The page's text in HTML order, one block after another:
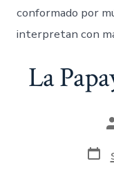
conformado por
interpretan con
La
de